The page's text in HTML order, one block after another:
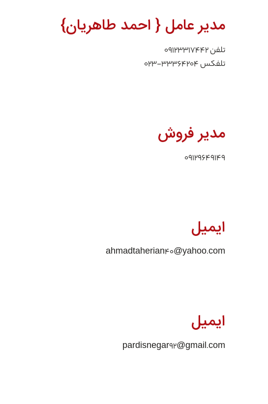
مدیر عامل { احمد طاهریان}
تلفن ۰۹۱۲۳۳۱۷۴۴۲
تلفکس ۳۳۳۶۴۲۰۴-۰۲۳
مدیر فروش
۰۹۱۲۹۶۴۹۱۴۹
ایمیل
ahmadtaherian40@yahoo.com
ایمیل
pardisnegar92@gmail.com